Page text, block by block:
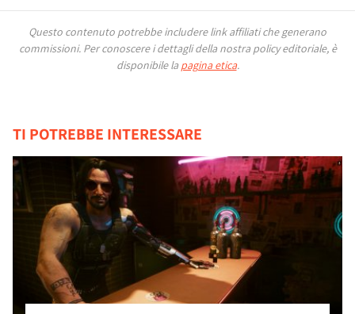
Questo contenuto potrebbe includere link affiliati che generano
commissioni. Per conoscere i dettagli della nostra policy editoriale, è
disponibile la pagina etica.
TI POTREBBE INTERESSARE